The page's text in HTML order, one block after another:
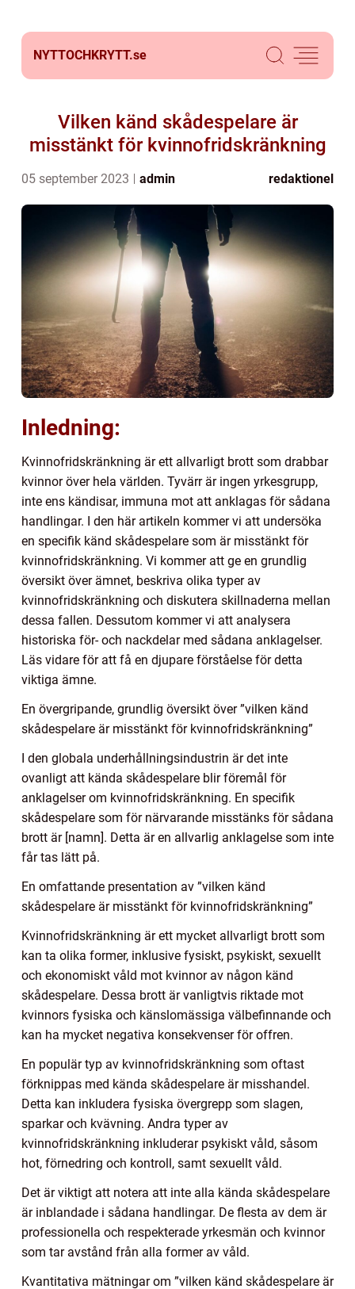
NYTTOCHKRYTT.se
Vilken känd skådespelare är
misstänkt för kvinnofridskränkning
05 september 2023 admin redaktionel
Inledning:
Kvinnofridskränkning är ett allvarligt brott som drabbar
kvinnor över hela världen. Tyvärr är ingen yrkesgrupp,
inte ens kändisar, immuna mot att anklagas för sådana
handlingar. I den här artikeln kommer vi att undersöka
en specifik känd skådespelare som är misstänkt för
kvinnofridskränkning. Vi kommer att ge en grundlig
översikt över ämnet, beskriva olika typer av
kvinnofridskränkning och diskutera skillnaderna mellan
dessa fallen. Dessutom kommer vi att analysera
historiska för- och nackdelar med sådana anklagelser.
Läs vidare för att få en djupare förståelse för detta
viktiga ämne.
En övergripande, grundlig översikt över ”vilken känd
skådespelare är misstänkt för kvinnofridskränkning”
I den globala underhållningsindustrin är det inte
ovanligt att kända skådespelare blir föremål för
anklagelser om kvinnofridskränkning. En specifik
skådespelare som för närvarande misstänks för sådana
brott är [namn]. Detta är en allvarlig anklagelse som inte
får tas lätt på.
En omfattande presentation av ”vilken känd
skådespelare är misstänkt för kvinnofridskränkning”
Kvinnofridskränkning är ett mycket allvarligt brott som
kan ta olika former, inklusive fysiskt, psykiskt, sexuellt
och ekonomiskt våld mot kvinnor av någon känd
skådespelare. Dessa brott är vanligtvis riktade mot
kvinnors fysiska och känslomässiga välbefinnande och
kan ha mycket negativa konsekvenser för offren.
En populär typ av kvinnofridskränkning som oftast
förknippas med kända skådespelare är misshandel.
Detta kan inkludera fysiska övergrepp som slagen,
sparkar och kvävning. Andra typer av
kvinnofridskränkning inkluderar psykiskt våld, såsom
hot, förnedring och kontroll, samt sexuellt våld.
Det är viktigt att notera att inte alla kända skådespelare
är inblandade i sådana handlingar. De flesta av dem är
professionella och respekterade yrkesmän och kvinnor
som tar avstånd från alla former av våld.
Kvantitativa mätningar om ”vilken känd skådespelare är